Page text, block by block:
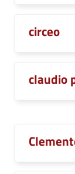
circeo
claudio